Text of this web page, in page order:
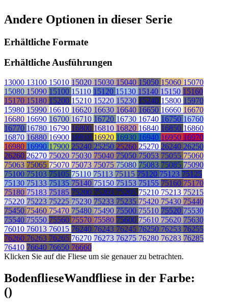
Andere Optionen in dieser Serie
Erhältliche Formate
Erhältliche Ausführungen
13000 13100 15010 15020 15030 15040 15050 15060 15070
15080 15090 15100 15110 15120 15130 15140 15150 15160
15170 15180 15200 15210 15220 15230 15240 15800 15970
15980 15990 16610 16620 16630 16640 16650 16660 16670
16680 16690 16700 16710 16720 16730 16740 16750 16760
16770 16780 16790 16800 16810 16820 16840 16850 16860
16870 16880 16900 16910 16920 16930 16940 16950 16970
16980 16990 17900 25240 25250 25260 25270 26240 26250
26260 26270 75020 75030 75040 75050 75053 75055 75060
75063 75065 75070 75073 75075 75080 75083 75085 75090
75100 75103 75105 75110 75113 75115 75120 75123 75125
75130 75133 75135 75140 75150 75153 75155 75160 75170
75180 75183 75185 75200 75203 75205 75210 75213 75215
75220 75223 75225 75230 75233 75235 75420 75430 75440
75450 75460 75470 75480 75490 75500 75510 75520 75530
75540 75550 75560 75570 75580 75600 75610 75620 75630
76010 76013 76015 76240 76243 76245 76250 76253 76255
76260 76263 76265 76270 76273 76275 76280 76283 76285
76410 76640 76650 76660
Klicken Sie auf die Fliese um sie genauer zu betrachten.
BodenflieseWandfliese in der Farbe:
()